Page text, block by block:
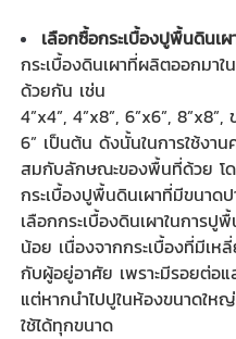
เลือกซื้อกระเบื้องปูพื้นดินเผ
กระเบื้องดินเผาที่ผลิตออกมา
ด้วยกัน เช่น
4”x4”, 4”x8”, 6”x6”,
6” เป็นต้น ดังนั้นในการใช้งาน
สมกับลักษณะของพื้นที่ด้วย โ
กระเบื้องปูพื้นดินเผาที่มีขนาด
เลือกกระเบื้องดินเผาในการ
น้อย เนื่องจากกระเบื้องที่มีเ
กับผู้อยู่อาศัย เพราะมีรอยต่อแ
แต่หากนำไปปูในห้องขนาดใ
ใช้ได้ทุกขนาด